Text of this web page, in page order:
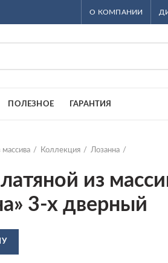
О КОМПАНИИ
ПОЛЕЗНОЕ ГАРАНТИЯ
Коллекция Лозанна
из
3-х дверный